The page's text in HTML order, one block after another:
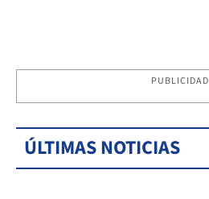
PUBLICIDAD
ÚLTIMAS NOTICIAS